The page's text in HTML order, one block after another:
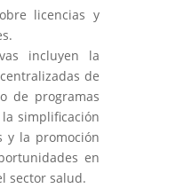
licencias y
incluyen la
de
de programas
simplificación
y la promoción
en
sector salud.